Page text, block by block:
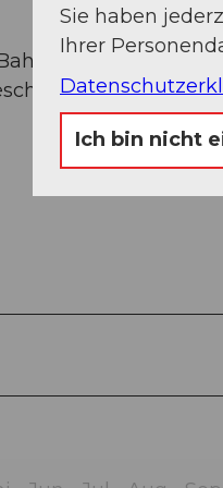
des
Sie haben
Ihrer
Ich bin nicht